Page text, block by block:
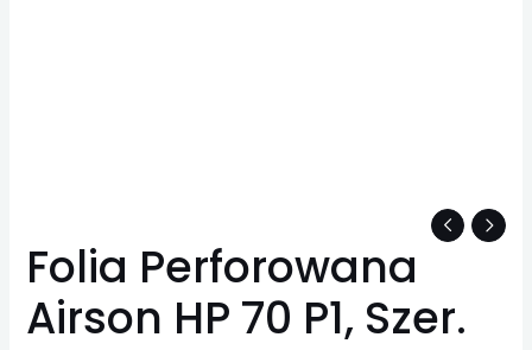
Folia Perforowana
Airson HP 70 P1, Szer.